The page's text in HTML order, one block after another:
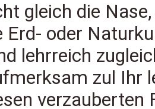
gleich die
Erd- oder
lehrreich
zul Ihr
verzauberten